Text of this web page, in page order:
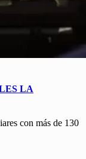
LA
con más de 130